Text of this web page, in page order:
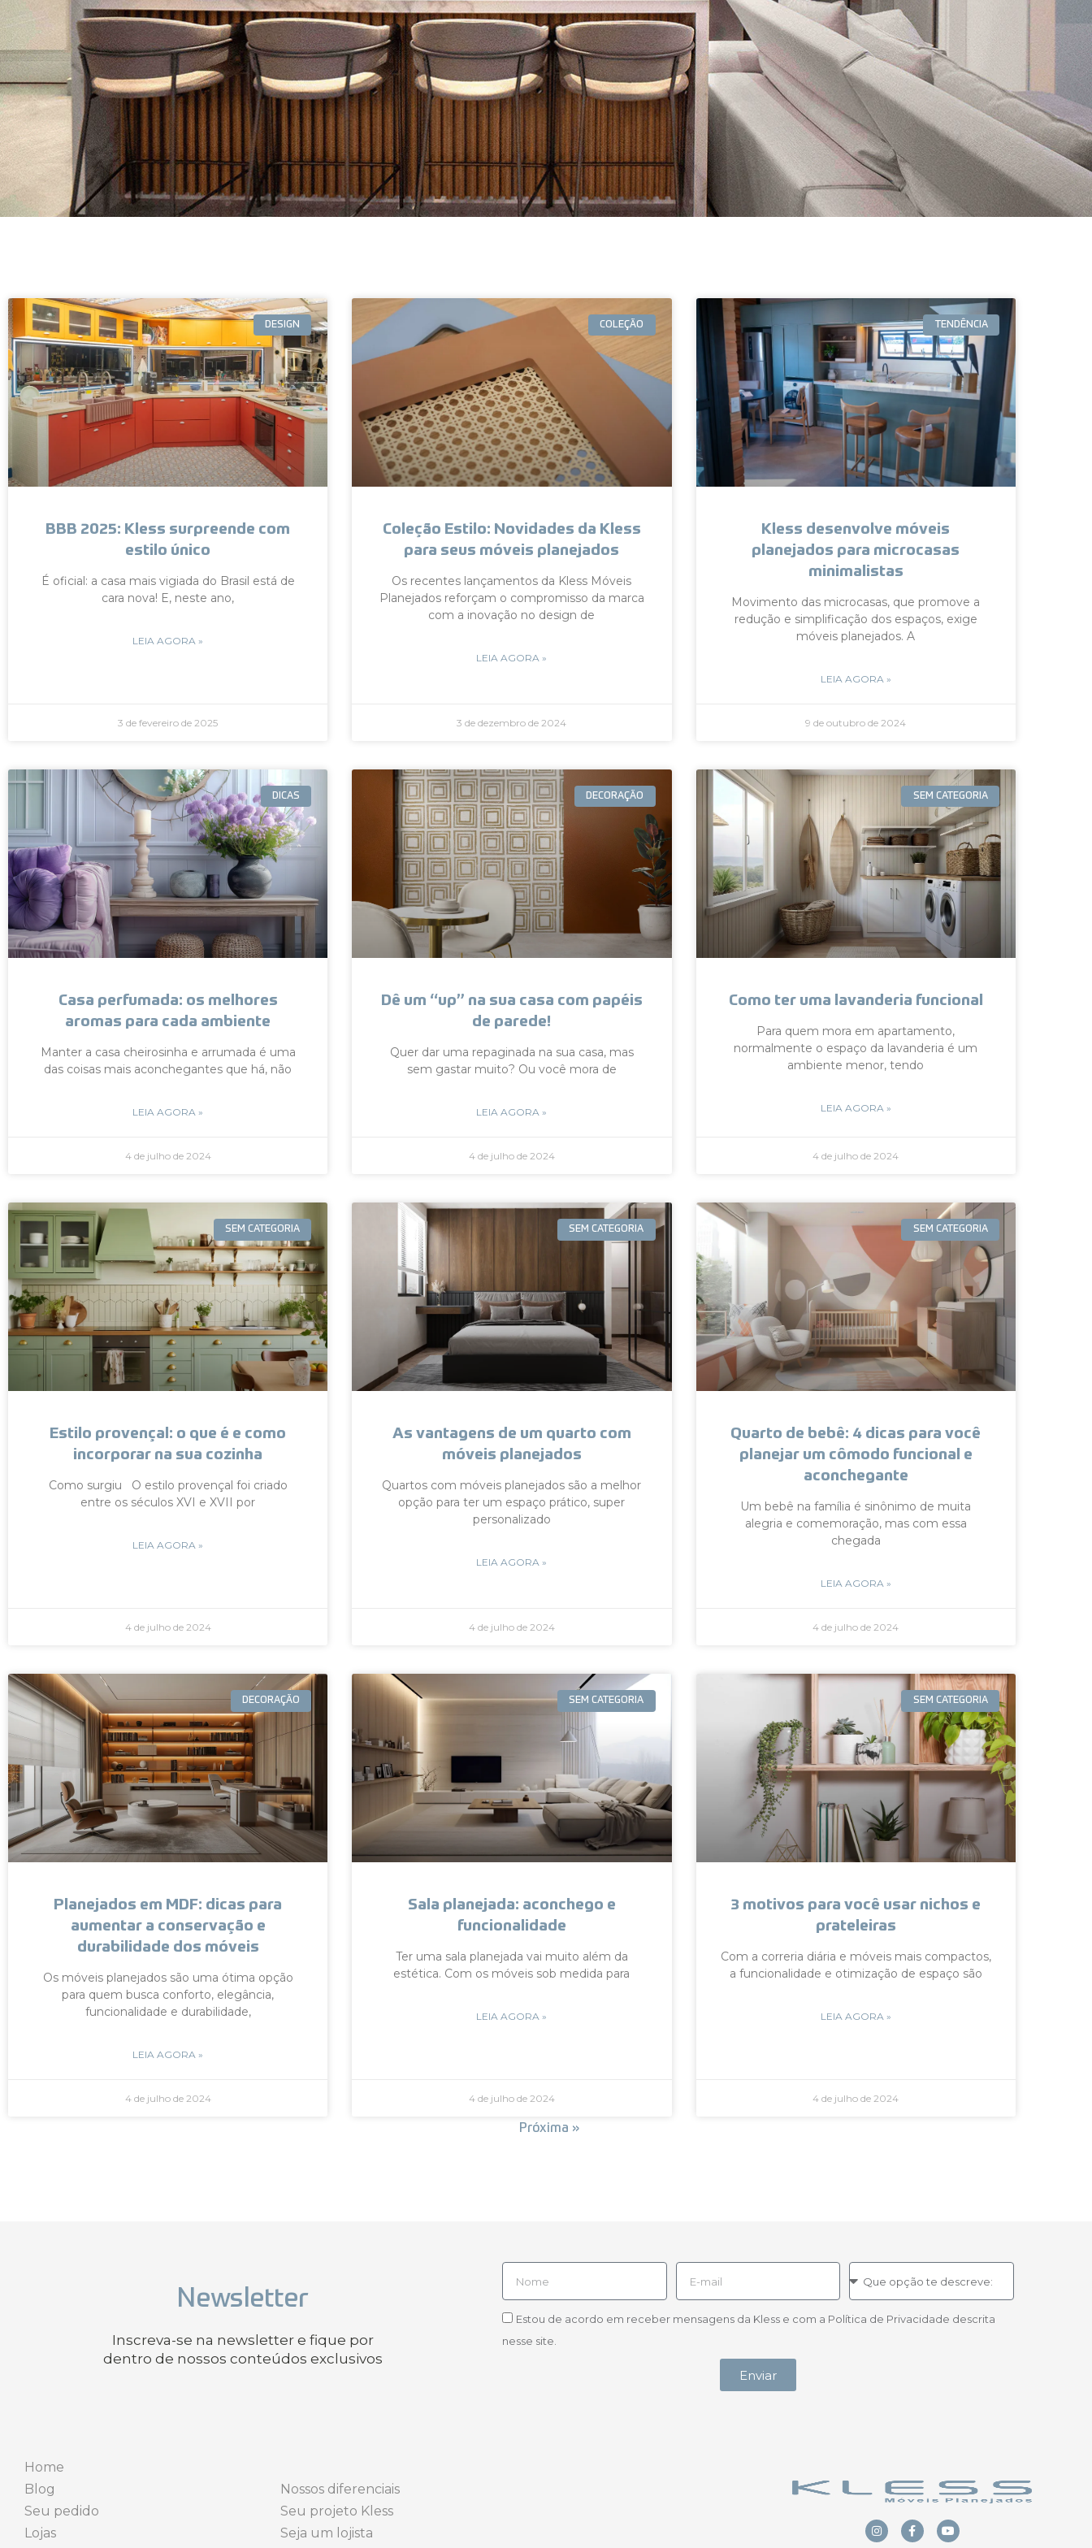
DESIGN
BBB 2025: Kless surpreende com
estilo único
É oficial: a casa mais vigiada do Brasil está de
cara nova! E, neste ano,
LEIA AGORA »
3 de fevereiro de 2025
COLEÇÃO
Coleção Estilo: Novidades da Kless
para seus móveis planejados
Os recentes lançamentos da Kless Móveis
Planejados reforçam o compromisso da marca
com a inovação no design de
LEIA AGORA »
3 de dezembro de 2024
TENDÊNCIA
Kless desenvolve móveis
planejados para microcasas
minimalistas
Movimento das microcasas, que promove a
redução e simplificação dos espaços, exige
móveis planejados. A
LEIA AGORA »
9 de outubro de 2024
DICAS
Casa perfumada: os melhores
aromas para cada ambiente
Manter a casa cheirosinha e arrumada é uma
das coisas mais aconchegantes que há, não
LEIA AGORA »
4 de julho de 2024
DECORAÇÃO
Dê um “up” na sua casa com papéis
de parede!
Quer dar uma repaginada na sua casa, mas
sem gastar muito? Ou você mora de
LEIA AGORA »
4 de julho de 2024
SEM CATEGORIA
Como ter uma lavanderia funcional
Para quem mora em apartamento,
normalmente o espaço da lavanderia é um
ambiente menor, tendo
LEIA AGORA »
4 de julho de 2024
SEM CATEGORIA
Estilo provençal: o que é e como
incorporar na sua cozinha
Como surgiu O estilo provençal foi criado
entre os séculos XVI e XVII por
LEIA AGORA »
4 de julho de 2024
SEM CATEGORIA
As vantagens de um quarto com
móveis planejados
Quartos com móveis planejados são a melhor
opção para ter um espaço prático, super
personalizado
LEIA AGORA »
4 de julho de 2024
SEM CATEGORIA
Quarto de bebê: 4 dicas para você
planejar um cômodo funcional e
aconchegante
Um bebê na família é sinônimo de muita
alegria e comemoração, mas com essa
chegada
LEIA AGORA »
4 de julho de 2024
DECORAÇÃO
Planejados em MDF: dicas para
aumentar a conservação e
durabilidade dos móveis
Os móveis planejados são uma ótima opção
para quem busca conforto, elegância,
funcionalidade e durabilidade,
LEIA AGORA »
4 de julho de 2024
SEM CATEGORIA
Sala planejada: aconchego e
funcionalidade
Ter uma sala planejada vai muito além da
estética. Com os móveis sob medida para
LEIA AGORA »
4 de julho de 2024
SEM CATEGORIA
3 motivos para você usar nichos e
prateleiras
Com a correria diária e móveis mais compactos,
a funcionalidade e otimização de espaço são
LEIA AGORA »
4 de julho de 2024
Próxima »
Newsletter
Inscreva-se na newsletter e fique por
dentro de nossos conteúdos exclusivos
Estou de acordo em receber mensagens da Kless e com a Política de Privacidade descrita
nesse site.
Enviar
Home
Blog
Seu pedido
Lojas
Nossos diferenciais
Seu projeto Kless
Seja um lojista